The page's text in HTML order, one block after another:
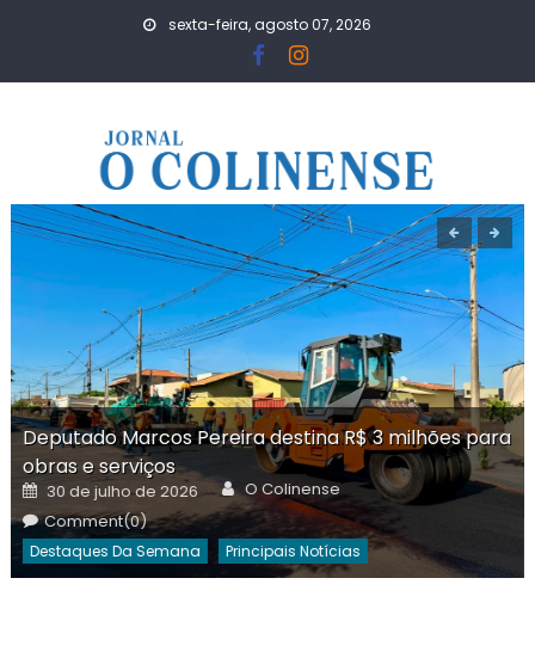
sexta-feira, agosto 07, 2026
Deputado Marcos Pereira destina R$ 3 milhões para
obras e serviços
Posted
on
30 de julho de 2026 Author
O Colinense
Comment(0)
Destaques Da Semana Principais Notícias